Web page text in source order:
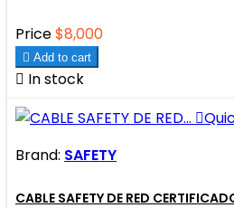
Price$8,000
 Add to cart
 In stock

Brand: SAFETY
CABLE SAFETY DE RED